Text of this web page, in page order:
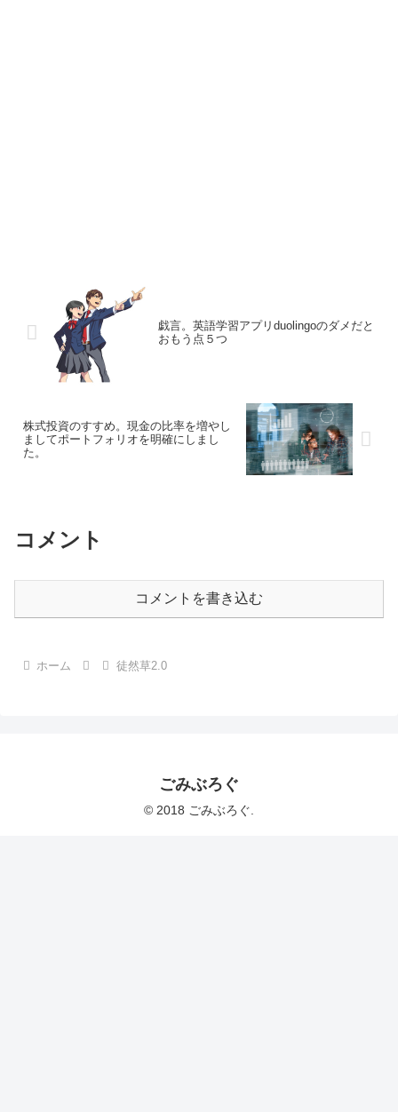
戯言。英語学習アプリduolingoのダメだと
おもう点５つ
株式投資のすすめ。現金の比率を増やし
ましてポートフォリオを明確にしまし
た。
コメント
コメントを書き込む
ホーム 徒然草2.0
ごみぶろぐ
© 2018 ごみぶろぐ.